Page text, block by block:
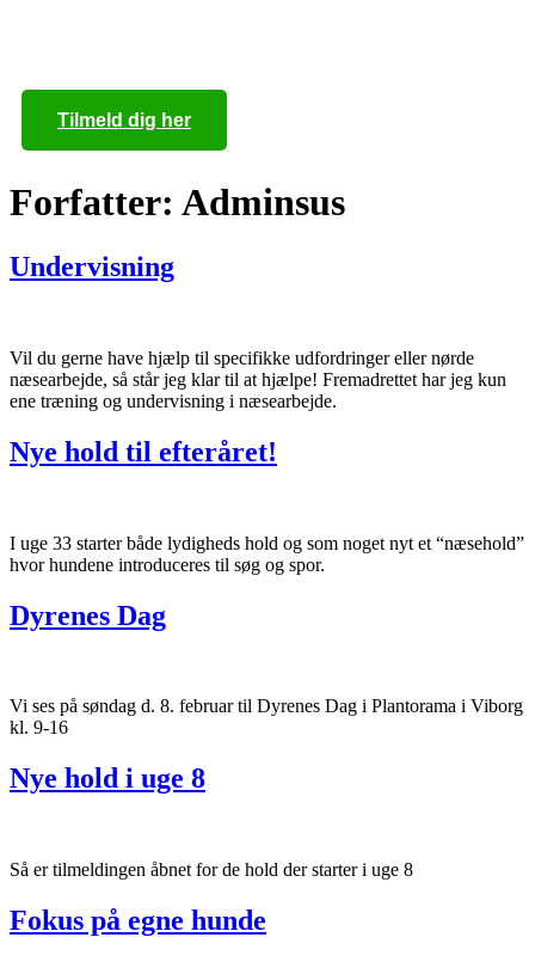
Tilmeld dig her
Forfatter: Adminsus
Undervisning
Vil du gerne have hjælp til specifikke udfordringer eller nørde
næsearbejde, så står jeg klar til at hjælpe! Fremadrettet har jeg kun
ene træning og undervisning i næsearbejde.
Nye hold til efteråret!
I uge 33 starter både lydigheds hold og som noget nyt et “næsehold”
hvor hundene introduceres til søg og spor.
Dyrenes Dag
Vi ses på søndag d. 8. februar til Dyrenes Dag i Plantorama i Viborg
kl. 9-16
Nye hold i uge 8
Så er tilmeldingen åbnet for de hold der starter i uge 8
Fokus på egne hunde